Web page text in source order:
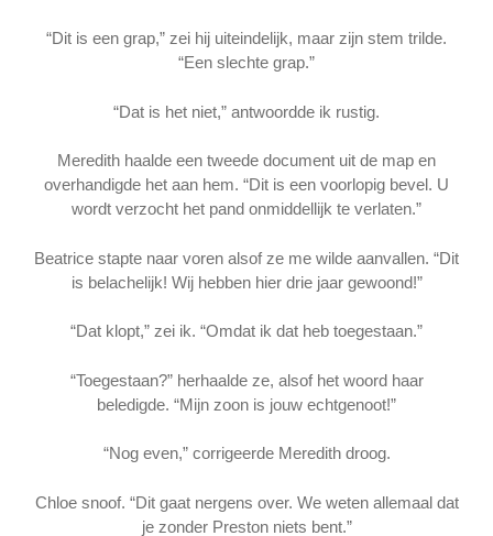
“Dit is een grap,” zei hij uiteindelijk, maar zijn stem trilde.
“Een slechte grap.”
“Dat is het niet,” antwoordde ik rustig.
Meredith haalde een tweede document uit de map en
overhandigde het aan hem. “Dit is een voorlopig bevel. U
wordt verzocht het pand onmiddellijk te verlaten.”
Beatrice stapte naar voren alsof ze me wilde aanvallen. “Dit
is belachelijk! Wij hebben hier drie jaar gewoond!”
“Dat klopt,” zei ik. “Omdat ik dat heb toegestaan.”
“Toegestaan?” herhaalde ze, alsof het woord haar
beledigde. “Mijn zoon is jouw echtgenoot!”
“Nog even,” corrigeerde Meredith droog.
Chloe snoof. “Dit gaat nergens over. We weten allemaal dat
je zonder Preston niets bent.”